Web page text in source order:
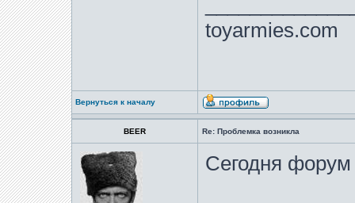
toyarmies.com
Вернуться к началу
BEER Re: Проблемка возникла
Сегодня